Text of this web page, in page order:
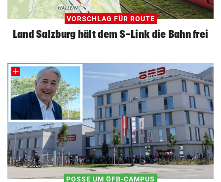
VORSCHLAG FÜR ROUTE
Land Salzburg hält dem S-Link die Bahn frei
POSSE UM ÖFB-CAMPUS